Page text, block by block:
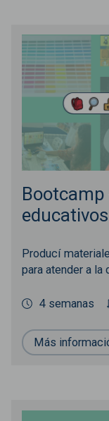
Bootcamp
Producí
para atender a la
4 semanas
Más